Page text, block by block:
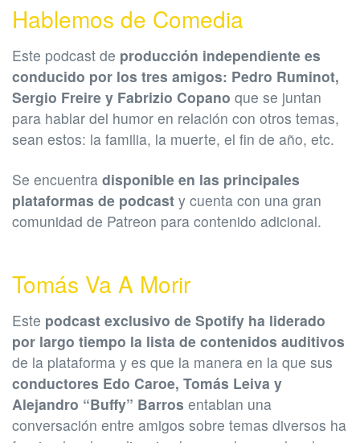
Hablemos de Comedia
Este podcast de producción independiente es
conducido por los tres amigos: Pedro Ruminot,
Sergio Freire y Fabrizio Copano que se juntan
para hablar del humor en relación con otros temas,
sean estos: la familia, la muerte, el fin de año, etc.
Se encuentra disponible en las principales
plataformas de podcast y cuenta con una gran
comunidad de Patreon para contenido adicional.
Tomás Va A Morir
Este podcast exclusivo de Spotify ha liderado
por largo tiempo la lista de contenidos auditivos
de la plataforma y es que la manera en la que sus
conductores Edo Caroe, Tomás Leiva y
Alejandro “Buffy” Barros entablan una
conversación entre amigos sobre temas diversos ha